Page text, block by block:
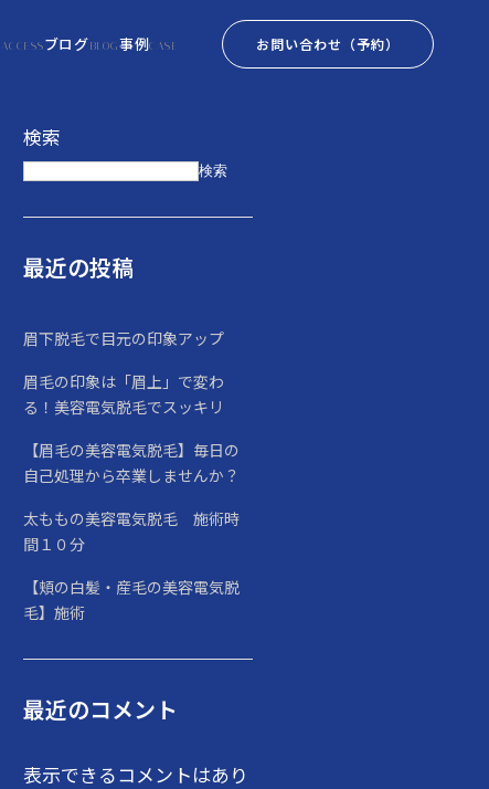
ACCESSブログBLOG事例CASE お問い合わせ （予約）
検索
検索
最近の投稿
眉下脱毛で目元の印象アップ
眉毛の印象は「眉上」で変わ
る！美容電気脱毛でスッキリ
【眉毛の美容電気脱毛】毎日の
自己処理から卒業しませんか？
太ももの美容電気脱毛 施術時
間１０分
【頬の白髪・産毛の美容電気脱
毛】施術
最近のコメント
表示できるコメントはあり